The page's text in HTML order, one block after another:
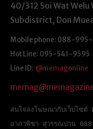
40/312 Soi Wat Welu
Subdistrict, Don
Mobile phone: 088-
Hot Line: 095-541-9595
Line ID: @memagonline
สนใจลงโฆษณากับเว็บไซ
อาภาพิชา สุวรรณปาน